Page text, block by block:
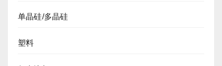
单晶硅/多晶硅
塑料